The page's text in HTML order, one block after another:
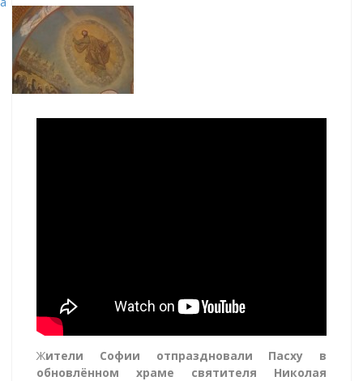
Жители Софии отпраздновали Пасху в
обновлённом храме святителя Николая